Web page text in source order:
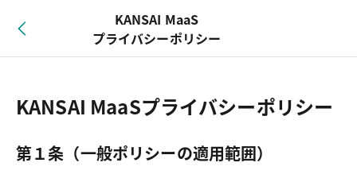
KANSAI MaaS
プライバシーポリシー
KANSAI MaaSプライバシーポリシー
第１条（一般ポリシーの適用範囲）